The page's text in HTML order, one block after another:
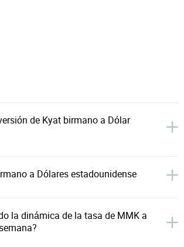
de Kyat birmano a Dólar
a Dólares estadounidense
la dinámica de la tasa de MMK a